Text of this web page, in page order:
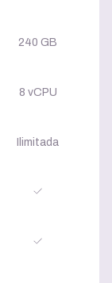
240 GB
8 vCPU
Ilimitada